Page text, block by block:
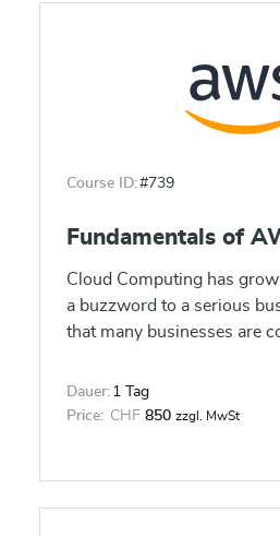
Course ID:#739
Fundamentals of
Cloud Computing has
a buzzword to a serious
that many businesses are
Dauer: 1 Tag
Price: CHF 850 zzgl. MwSt